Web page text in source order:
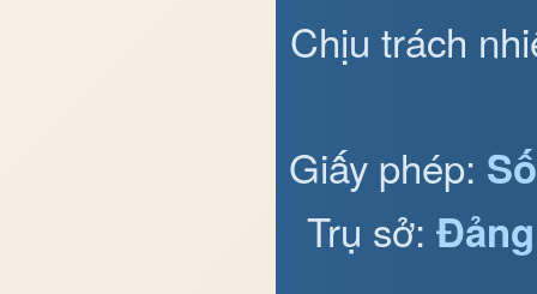
Chịu trách
Giấy phép:
Trụ sở: